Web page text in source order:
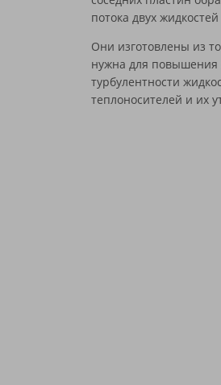
потока двух
Они изготовлены из
нужна для повышения
турбулентности
теплоносителей и их